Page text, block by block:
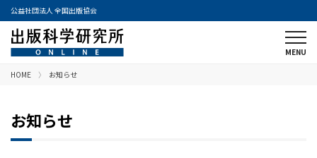
公益社団法人 全国出版協会
HOME お知らせ
お知らせ